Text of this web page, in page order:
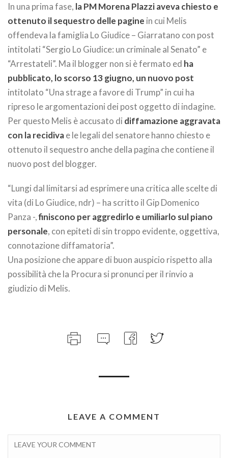
In una prima fase, la PM Morena Plazzi aveva chiesto e
ottenuto il sequestro delle pagine in cui Melis
offendeva la famiglia Lo Giudice – Giarratano con post
intitolati “Sergio Lo Giudice: un criminale al Senato” e
“Arrestateli”. Ma il blogger non si è fermato ed ha
pubblicato, lo scorso 13 giugno, un nuovo post
intitolato “Una strage a favore di Trump” in cui ha
ripreso le argomentazioni dei post oggetto di indagine.
Per questo Melis è accusato di diffamazione aggravata
con la recidivae le legali del senatore hanno chiesto e
ottenuto il sequestro anche della pagina che contiene il
nuovo post del blogger.
“Lungi dal limitarsi ad esprimere una critica alle scelte di
vita (di Lo Giudice, ndr) – ha scritto il Gip Domenico
Panza -,finiscono per aggredirlo e umiliarlo sul piano
personale, con epiteti di sin troppo evidente, oggettiva,
connotazione diffamatoria”.
Una posizione che appare di buon auspicio rispetto alla
possibilità che la Procura si pronunci per il rinvio a
giudizio di Melis.
LEAVE A COMMENT